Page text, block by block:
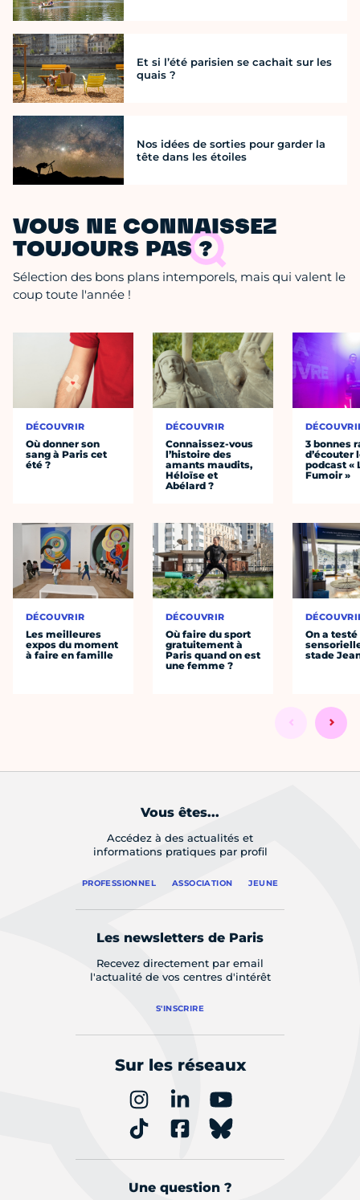
Et si l’été parisien se cachait sur les
quais ?
Nos idées de sorties pour garder la
tête dans les étoiles
VOUS NE CONNAISSEZ
TOUJOURS PAS ?
Sélection des bons plans intemporels, mais qui valent le
coup toute l'année !
DÉCOUVRIR
Où donner son
sang à Paris cet
été ?
DÉCOUVRIR
Les meilleures
expos du moment
à faire en famille
DÉCOUVRIR
Connaissez-vous
l’histoire des
amants maudits,
Héloïse et
Abélard ?
DÉCOUVRIR
Où faire du sport
gratuitement à
Paris quand on est
une femme ?
3 bonnes
d’écouter
podcast «
Fumoir »
On a
stade
Vous êtes...
Accédez à des actualités et
informations pratiques par profil
PROFESSIONNEL ASSOCIATION JEUNE
Les newsletters de Paris
Recevez directement par email
l'actualité de vos centres d'intérêt
S'INSCRIRE
Sur les réseaux
Une question ?